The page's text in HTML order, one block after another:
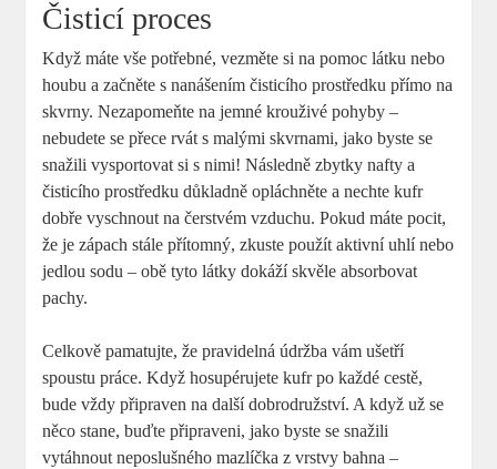
Čisticí proces
Když máte vše potřebné, vezměte si na pomoc látku nebo
houbu a začněte s nanášením čisticího prostředku přímo na
skvrny. Nezapomeňte na jemné krouživé pohyby –
nebudete se přece rvát s malými skvrnami, jako byste se
snažili vysportovat si s nimi! Následně zbytky nafty a
čisticího prostředku důkladně opláchněte a nechte kufr
dobře vyschnout na čerstvém vzduchu. Pokud máte pocit,
že je zápach stále přítomný, zkuste použít aktivní uhlí nebo
jedlou sodu – obě tyto látky dokáží skvěle absorbovat
pachy.
Celkově pamatujte, že pravidelná údržba vám ušetří
spoustu práce. Když hosupérujete kufr po každé cestě,
bude vždy připraven na další dobrodružství. A když už se
něco stane, buďte připraveni, jako byste se snažili
vytáhnout neposlušného mazlíčka z vrstvy bahna –